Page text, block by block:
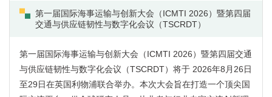
第一届国际海事运输与创新大会（ICMTI 2026）暨第四届
交通与供应链韧性与数字化会议（TSCRDT）
第一届国际海事运输与创新大会（ICMTI 2026）暨第四届交通
与供应链韧性与数字化会议（TSCRDT）将于 2026年8月26日
至29日在英国利物浦联合举办。本次大会旨在打造一个顶尖国